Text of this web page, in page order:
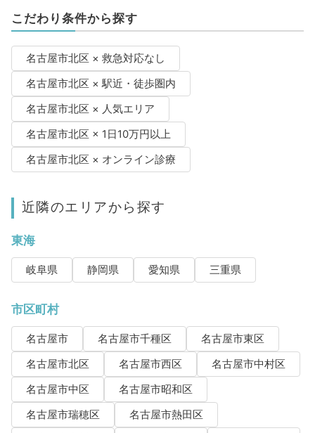
こだわり条件から探す
名古屋市北区 × 救急対応なし
名古屋市北区 × 駅近・徒歩圏内
名古屋市北区 × 人気エリア
名古屋市北区 × 1日10万円以上
名古屋市北区 × オンライン診療
近隣のエリアから探す
東海
岐阜県 静岡県 愛知県 三重県
市区町村
名古屋市 名古屋市千種区
名古屋市東区
名古屋市北区
名古屋市西区
名古屋市中村区
名古屋市中区
名古屋市昭和区
名古屋市瑞穂区
名古屋市熱田区